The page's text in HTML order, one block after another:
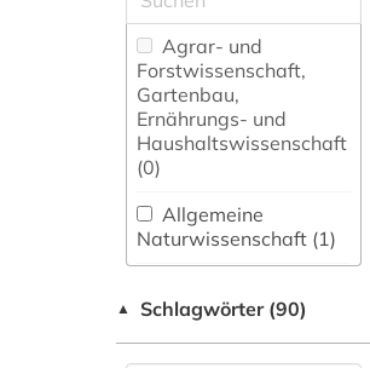
Agrar- und
Forstwissenschaft,
Gartenbau,
Ernährungs- und
Haushaltswissenschaft
(0)
Allgemeine
Naturwissenschaft (1)
fachübergreifende
▲ Schlagwörter (90)